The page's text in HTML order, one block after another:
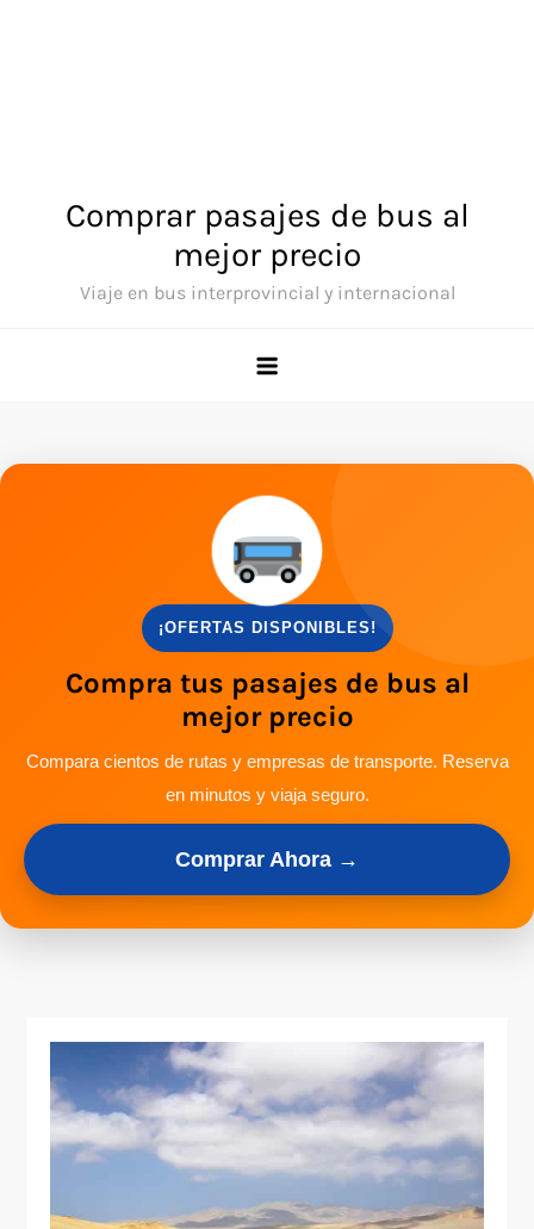
Comprar pasajes de bus al
mejor precio
Viaje en bus interprovincial y internacional
¡OFERTAS DISPONIBLES!
Compra tus pasajes de bus al
mejor precio
Compara cientos de rutas y empresas de transporte. Reserva
en minutos y viaja seguro.
Comprar Ahora →